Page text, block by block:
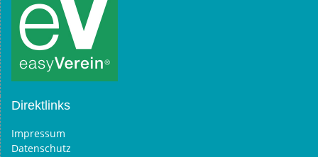
Direktlinks
Impressum
Datenschutz